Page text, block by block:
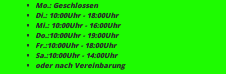
Mo.: Geschlossen
Di.: 10:00Uhr - 18:00Uhr
Mi.: 10:00Uhr - 16:00Uhr
Do.:10:00Uhr - 19:00Uhr
Fr.:10:00Uhr - 18:00Uhr
Sa.:10:00Uhr - 14:00Uhr
oder nach Vereinbarung